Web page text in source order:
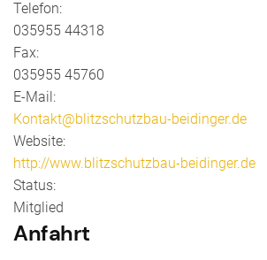
Telefon:
035955 44318
Fax:
035955 45760
E-Mail:
Kontakt@blitzschutzbau-beidinger.de
Website:
http://www.blitzschutzbau-beidinger.de
Status:
Mitglied
Anfahrt